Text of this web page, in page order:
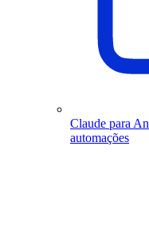
Claude para
automações